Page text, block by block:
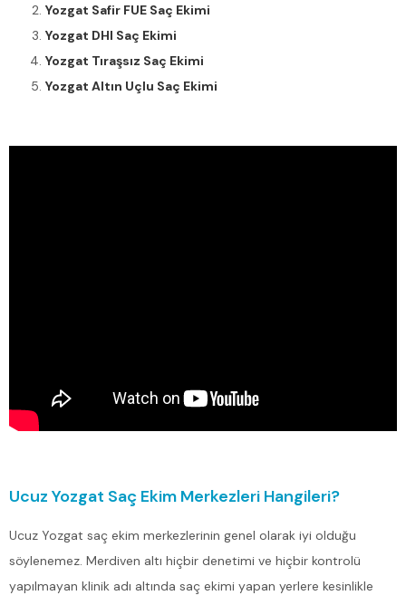
Yozgat Safir FUE Saç Ekimi
Yozgat DHI Saç Ekimi
Yozgat Tıraşsız Saç Ekimi
Yozgat Altın Uçlu Saç Ekimi
Ucuz Yozgat Saç Ekim Merkezleri Hangileri?
Ucuz Yozgat saç ekim merkezlerinin genel olarak iyi olduğu
söylenemez. Merdiven altı hiçbir denetimi ve hiçbir kontrolü
yapılmayan klinik adı altında saç ekimi yapan yerlere kesinlikle